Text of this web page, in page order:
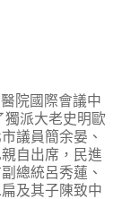
院國際會議中
獨派大老史明歐
議員簡余晏、
自出席，民進
總統呂秀蓮、
及其子陳致中